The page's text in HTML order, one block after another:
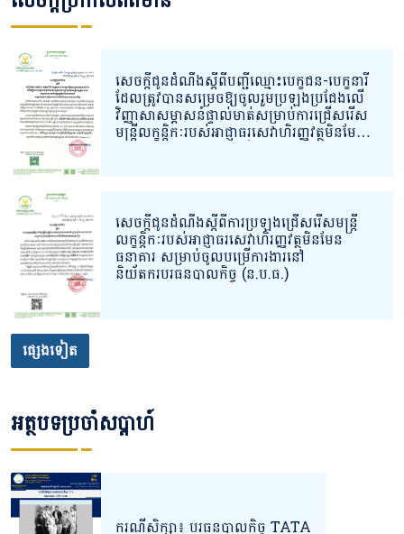
សេចក្ដីជូនដំណឹងស្ដីពីបញ្ជីឈ្មោះបេក្ខជន-បេក្ខនារី
ដែលត្រូវបានសម្រេចឱ្យចូលរួមប្រឡងប្រជែងលើ
វិញ្ញាសាសម្ភាសន៍ផ្ទាល់មាត់សម្រាប់ការជ្រើសរើស
មន្ត្រីលក្ខន្តិកៈរបស់អាជ្ញាធរសេវាហិរញ្ញវត្ថុមិនមែន
ធនាគារ សម្រាប់ចូលបម្រើការងារនៅ
សេចក្ដីជូនដំណឹងស្ដីពីការប្រឡងជ្រើសរើសមន្ត្រី
លក្ខន្តិកៈរបស់អាជ្ញាធរសេវាហិរញ្ញវត្ថុមិនមែន
ធនាគារ សម្រាប់ចូលបម្រើការងារនៅ
និយ័តករបរធនបាលកិច្ច (ន.ប.ធ.)
ផ្សេងទៀត
អត្ថបទប្រចាំសប្តាហ៍
ករណីសិក្សា៖ បរធនបាលកិច្ច TATA